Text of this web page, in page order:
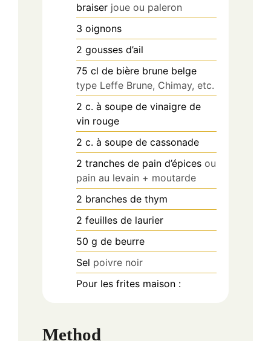
braiser joue ou paleron
3 oignons
2 gousses d’ail
75 cl de bière brune belge
type Leffe Brune, Chimay, etc.
2 c. à soupe de vinaigre de
vin rouge
2 c. à soupe de cassonade
2 tranches de pain d’épices ou
pain au levain + moutarde
2 branches de thym
2 feuilles de laurier
50 g de beurre
Sel poivre noir
Pour les frites maison :
Method